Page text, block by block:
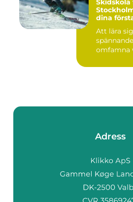
dina
Att lära
omfamna
Adress